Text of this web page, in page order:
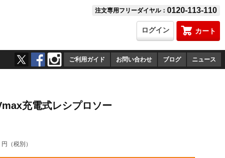
注文専用フリーダイヤル： 0120-113-110
カート
ログイン
ご利用ガイド お問い合わせ ブログ ニュース
充電式レシプロソー
円（税別）